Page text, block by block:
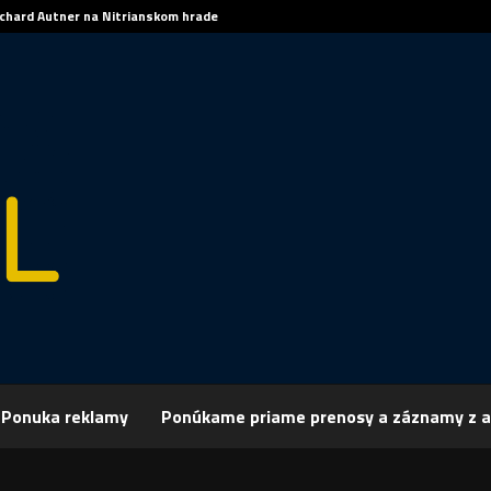
Autner na Nitrianskom hrade
Ponuka reklamy Ponúkame priame prenosy a záznamy z
Archív Šport ŠPORT, HOKEJ – Na úvod dva shootouty Hartzella